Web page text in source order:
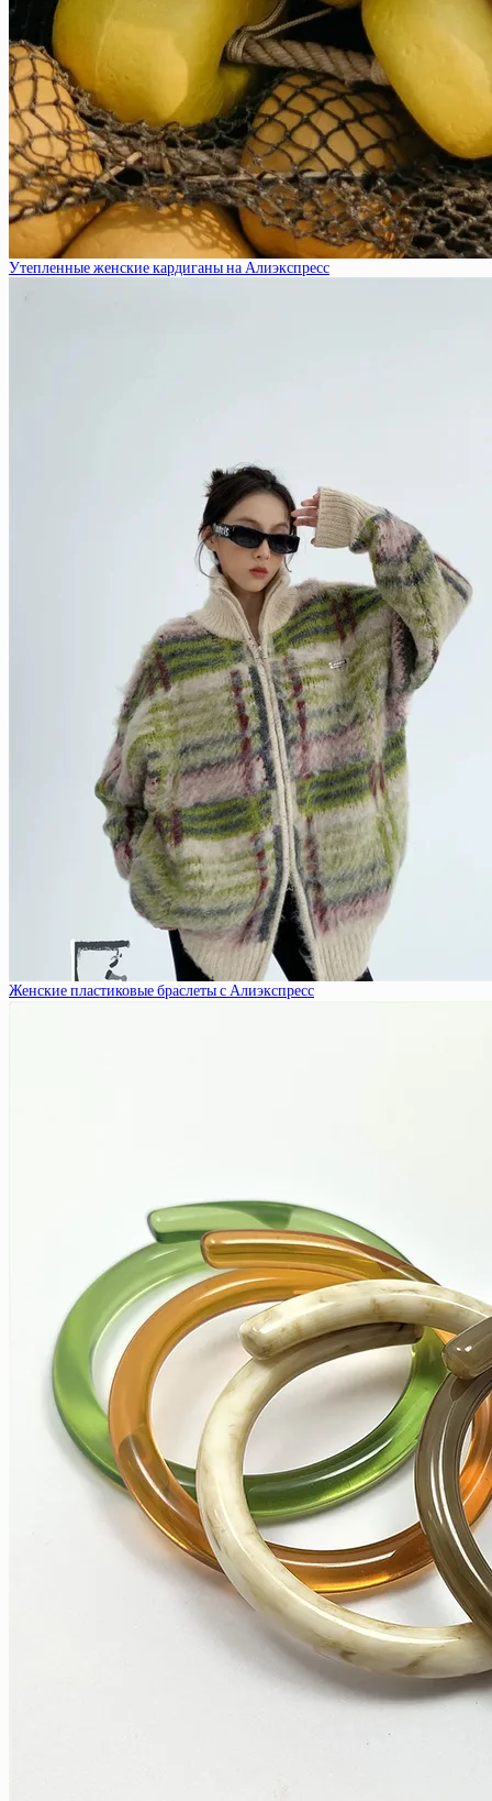
Утепленные женские кардиганы на Алиэкспресс
Женские пластиковые браслеты с Алиэкспресс